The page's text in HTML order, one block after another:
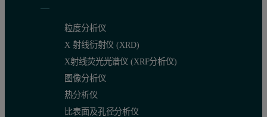
粒度分析仪
X 射线衍射仪 (XRD)
X射线荧光光谱仪 (XRF分析仪)
图像分析仪
热分析仪
比表面及孔径分析仪